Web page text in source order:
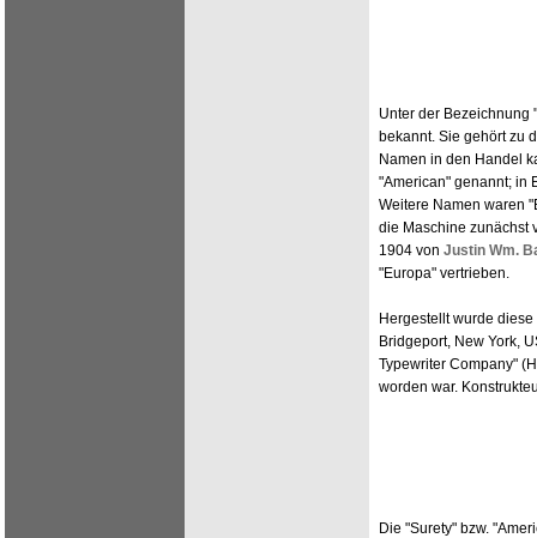
Unter der Bezeichnung
bekannt. Sie gehört zu
Namen in den Handel
"American" genannt; in
Weitere Namen waren
die Maschine zunächst
1904 von Justin Wm.
"Europa" vertrieben.
Hergestellt wurde
Bridgeport, New York,
Typewriter Company"
worden war.
Die "Surety" bzw.